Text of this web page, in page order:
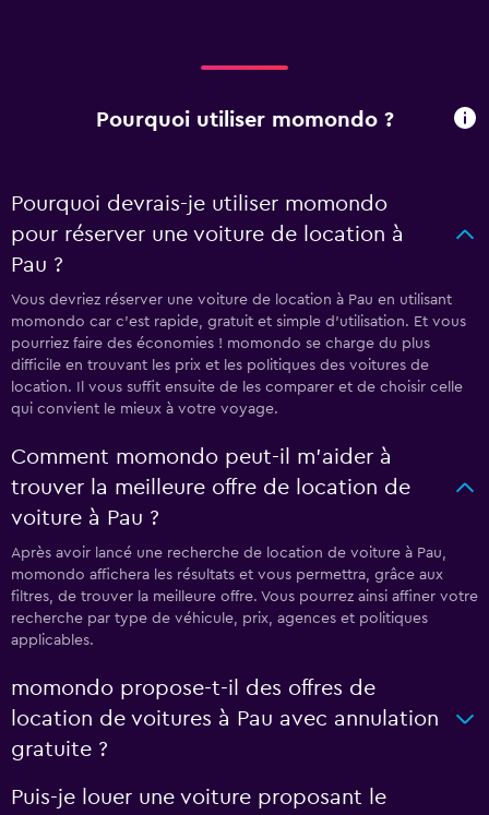
Pourquoi utiliser momondo ?
Pourquoi devrais-je utiliser momondo
pour réserver une voiture de location à
Pau ?
Vous devriez réserver une voiture de location à Pau en utilisant
momondo car c'est rapide, gratuit et simple d'utilisation. Et vous
pourriez faire des économies ! momondo se charge du plus
difficile en trouvant les prix et les politiques des voitures de
location. Il vous suffit ensuite de les comparer et de choisir celle
qui convient le mieux à votre voyage.
Comment momondo peut-il m’aider à
trouver la meilleure offre de location de
voiture à Pau ?
Après avoir lancé une recherche de location de voiture à Pau,
momondo affichera les résultats et vous permettra, grâce aux
filtres, de trouver la meilleure offre. Vous pourrez ainsi affiner votre
recherche par type de véhicule, prix, agences et politiques
applicables.
momondo propose-t-il des offres de
location de voitures à Pau avec annulation
gratuite ?
Puis-je louer une voiture proposant le